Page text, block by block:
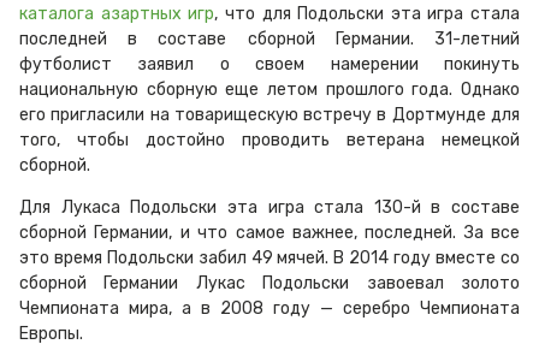
каталога азартных игр, что для Подольски эта игра стала
последней в составе сборной Германии. 31-летний
футболист заявил о своем намерении покинуть
национальную сборную еще летом прошлого года. Однако
его пригласили на товарищескую встречу в Дортмунде для
того, чтобы достойно проводить ветерана немецкой
сборной.
Для Лукаса Подольски эта игра стала 130-й в составе
сборной Германии, и что самое важнее, последней. За все
это время Подольски забил 49 мячей. В 2014 году вместе со
сборной Германии Лукас Подольски завоевал золото
Чемпионата мира, а в 2008 году — серебро Чемпионата
Европы.